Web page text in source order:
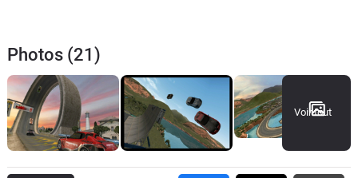
Photos (21)
Voir tout